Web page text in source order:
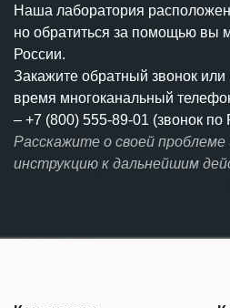
Наша лаборатория
но обратиться за помощью вы
России.
Закажите обратный звонок
время многоканальный
– +7 (800) 555-89-01 (звонок по
Расскажите о своей проблеме
инструкцию к дальнейшим